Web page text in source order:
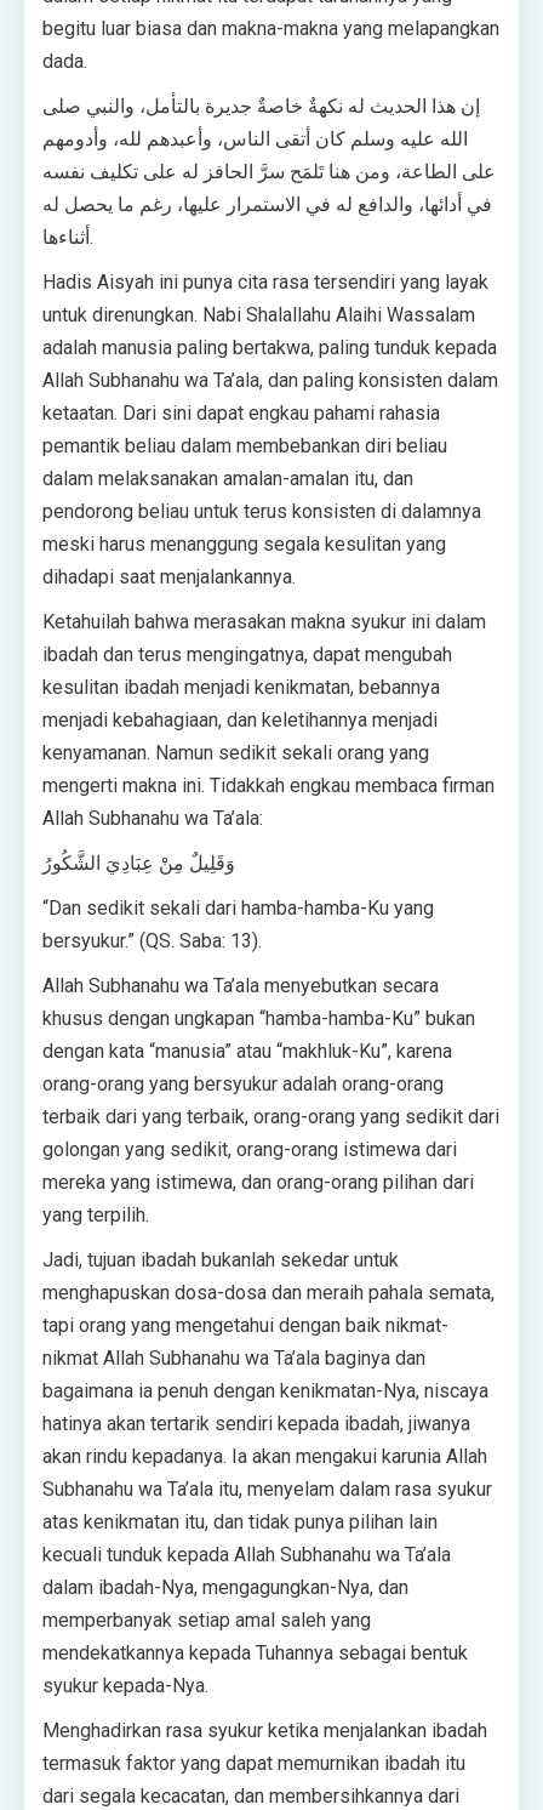
begitu luar biasa dan makna-makna yang melapangkan
dada.
إن هذا الحديث له نكهةٌ خاصةٌ جديرة بالتأمل، والنبي صلى
الله عليه وسلم كان أتقى الناس، وأعبدهم لله، وأدومهم
على الطاعة، ومن هنا تَلمَح سرَّ الحافز له على تكليف نفسه
في أدائها، والدافع له في الاستمرار عليها، رغم ما يحصل له
أثناءها.
Hadis Aisyah ini punya cita rasa tersendiri yang layak
untuk direnungkan. Nabi Shalallahu Alaihi Wassalam
adalah manusia paling bertakwa, paling tunduk kepada
Allah Subhanahu wa Ta’ala, dan paling konsisten dalam
ketaatan. Dari sini dapat engkau pahami rahasia
pemantik beliau dalam membebankan diri beliau
dalam melaksanakan amalan-amalan itu, dan
pendorong beliau untuk terus konsisten di dalamnya
meski harus menanggung segala kesulitan yang
dihadapi saat menjalankannya.
Ketahuilah bahwa merasakan makna syukur ini dalam
ibadah dan terus mengingatnya, dapat mengubah
kesulitan ibadah menjadi kenikmatan, bebannya
menjadi kebahagiaan, dan keletihannya menjadi
kenyamanan. Namun sedikit sekali orang yang
mengerti makna ini. Tidakkah engkau membaca firman
Allah Subhanahu wa Ta’ala:
وَقَلِيلٌ مِنْ عِبَادِيَ الشَّكُورُ
“Dan sedikit sekali dari hamba-hamba-Ku yang
bersyukur.” (QS. Saba: 13).
Allah Subhanahu wa Ta’ala menyebutkan secara
khusus dengan ungkapan “hamba-hamba-Ku” bukan
dengan kata “manusia” atau “makhluk-Ku”, karena
orang-orang yang bersyukur adalah orang-orang
terbaik dari yang terbaik, orang-orang yang sedikit dari
golongan yang sedikit, orang-orang istimewa dari
mereka yang istimewa, dan orang-orang pilihan dari
yang terpilih.
Jadi, tujuan ibadah bukanlah sekedar untuk
menghapuskan dosa-dosa dan meraih pahala semata,
tapi orang yang mengetahui dengan baik nikmat-
nikmat Allah Subhanahu wa Ta’ala baginya dan
bagaimana ia penuh dengan kenikmatan-Nya, niscaya
hatinya akan tertarik sendiri kepada ibadah, jiwanya
akan rindu kepadanya. Ia akan mengakui karunia Allah
Subhanahu wa Ta’ala itu, menyelam dalam rasa syukur
atas kenikmatan itu, dan tidak punya pilihan lain
kecuali tunduk kepada Allah Subhanahu wa Ta’ala
dalam ibadah-Nya, mengagungkan-Nya, dan
memperbanyak setiap amal saleh yang
mendekatkannya kepada Tuhannya sebagai bentuk
syukur kepada-Nya.
Menghadirkan rasa syukur ketika menjalankan ibadah
termasuk faktor yang dapat memurnikan ibadah itu
dari segala kecacatan, dan membersihkannya dari